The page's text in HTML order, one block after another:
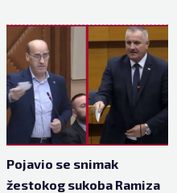
Pojavio se snimak
žestokog sukoba Ramiza